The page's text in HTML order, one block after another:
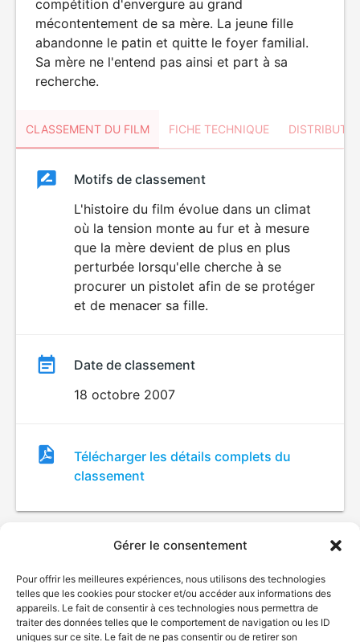
Gérer le consentement
Pour offrir les meilleures expériences, nous utilisons des technologies
telles que les cookies pour stocker et/ou accéder aux informations des
appareils. Le fait de consentir à ces technologies nous permettra de
traiter des données telles que le comportement de navigation ou les ID
uniques sur ce site. Le fait de ne pas consentir ou de retirer son
compétition d'envergure au grand
mécontentement de sa mère. La jeune fille
abandonne le patin et quitte le foyer familial.
Sa mère ne l'entend pas ainsi et part à sa
recherche.
CLASSEMENT DU FILM FICHE TECHNIQUE
ClassementClassement
Motifs de classement
L'histoire du film évolue dans un climat
où la tension monte au fur et à mesure
que la mère devient de plus en plus
perturbée lorsqu'elle cherche à se
procurer un pistolet afin de se protéger
et de menacer sa fille.
Date de classement
18 octobre 2007
Fichier
de
classement
Télécharger les détails complets du
classement